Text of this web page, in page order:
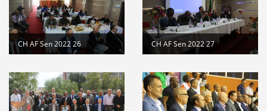
CH AF Sen 2022 26 CH AF Sen 2022 27